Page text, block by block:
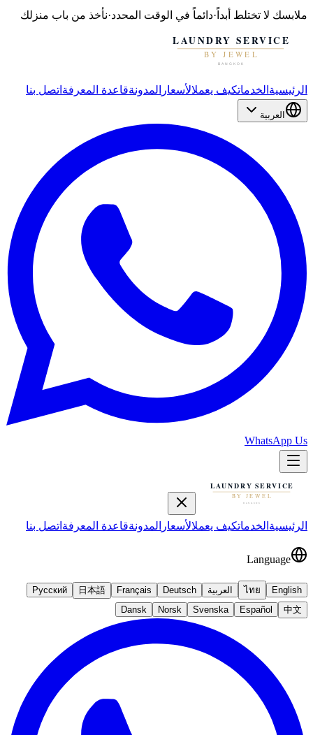
ملابسك لا تختلط أبداً ·دائماً في الوقت المحدد·نأخذ من باب منزلك
الرئيسية الخدماتكيف يعملالأسعار المدونةقاعدة المعرفة اتصل بنا
العربية
WhatsApp Us
الرئيسية الخدماتكيف يعملالأسعار المدونةقاعدة المعرفة اتصل بنا
Language
English
ไทย العربية Deutsch
Français
日本語
Русский
中文
Español
Svenska
Norsk
Dansk